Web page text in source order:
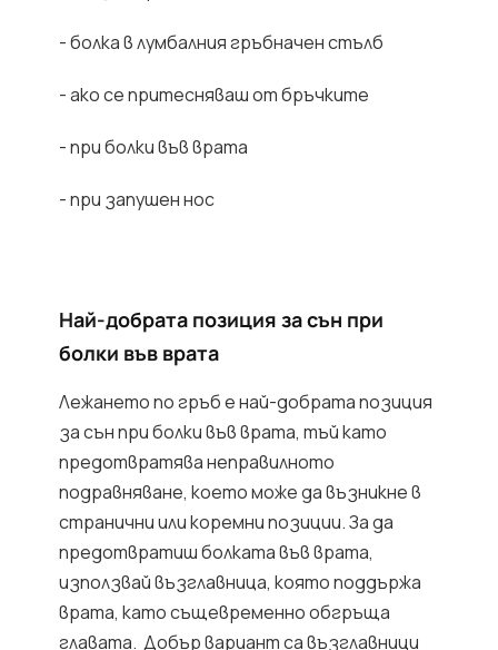
- болка в лумбалния гръбначен стълб
- ако се притесняваш от бръчките
- при болки във врата
- при запушен нос
Най-добрата позиция за сън при
болки във врата
Лежането по гръб е най-добрата позиция
за сън при болки във врата, тъй като
предотвратява неправилното
подравняване, което може да възникне в
странични или коремни позиции. За да
предотвратиш болката във врата,
използвай възглавница, която поддържа
врата, като същевременно обгръща
главата. Добър вариант са възглавници